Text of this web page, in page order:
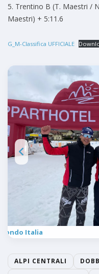
5. Trentino B (T. Maestri /
Maestri) + 5:11.6
G_M-Classifica UFFICIALE
Italia
ALPI CENTRALI